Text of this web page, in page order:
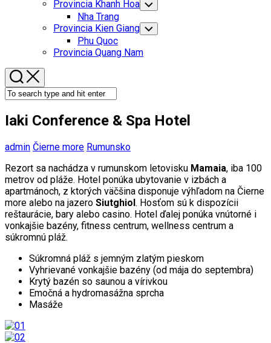
Provincia Khanh Hoa Toggle
Child
Menu
Nha Trang
Provincia Kien Giang Toggle
Child
Phu Quoc
Provincia Quang Nam
Iaki Conference & Spa Hotel
admin Čierne more Rumunsko
Rezort sa nachádza v rumunskom letovisku Mamaia, iba 100
metrov od pláže. Hotel ponúka ubytovanie v izbách a
apartmánoch, z ktorých väčšina disponuje výhľadom na Čierne
more alebo na jazero Siutghiol. Hosťom sú k dispozícii
reštaurácie, bary alebo casino. Hotel ďalej ponúka vnútorné i
vonkajšie bazény, fitness centrum, wellness centrum a
súkromnú pláž.
Súkromná pláž s jemným zlatým pieskom
Vyhrievané vonkajšie bazény (od mája do septembra)
Krytý bazén so saunou a vírivkou
Emočná a hydromasážna sprcha
Masáže